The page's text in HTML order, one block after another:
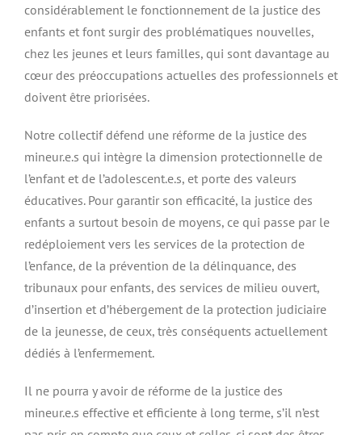
considérablement le fonctionnement de la justice des
enfants et font surgir des problématiques nouvelles,
chez les jeunes et leurs familles, qui sont davantage au
cœur des préoccupations actuelles des professionnels et
doivent être priorisées.
Notre collectif défend une réforme de la justice des
mineur.e.s qui intègre la dimension protectionnelle de
l’enfant et de l’adolescent.e.s, et porte des valeurs
éducatives. Pour garantir son efficacité, la justice des
enfants a surtout besoin de moyens, ce qui passe par le
redéploiement vers les services de la protection de
l’enfance, de la prévention de la délinquance, des
tribunaux pour enfants, des services de milieu ouvert,
d’insertion et d’hébergement de la protection judiciaire
de la jeunesse, de ceux, très conséquents actuellement
dédiés à l’enfermement.
Il ne pourra y avoir de réforme de la justice des
mineur.e.s effective et efficiente à long terme, s’il n’est